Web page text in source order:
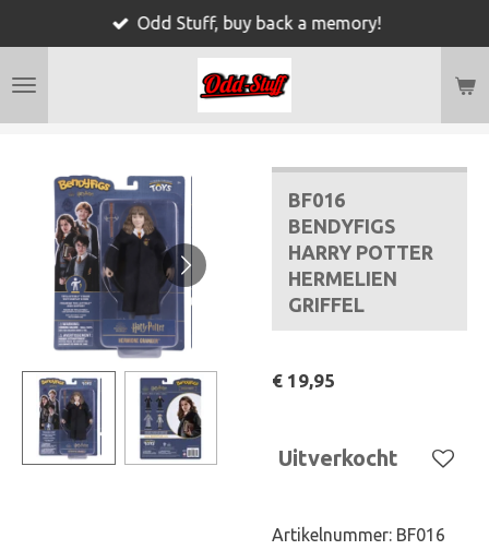
naar
Odd Stuff, buy back a memory!
BF016
BENDYFIGS
HARRY POTTER
HERMELIEN
GRIFFEL
€ 19,95
Uitverkocht
Artikelnummer: BF016